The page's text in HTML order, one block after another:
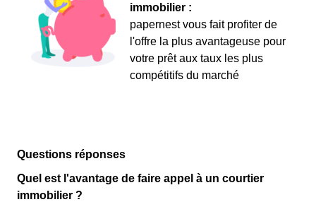
immobilier :
papernest vous fait profiter de
l'offre la plus avantageuse pour
votre prêt aux taux les plus
compétitifs du marché
Questions réponses
Quel est l'avantage de faire appel à un courtier
immobilier ?